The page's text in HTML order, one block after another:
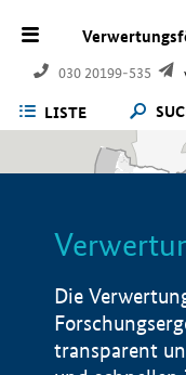
030 20199-535
LISTE
Die
transparent